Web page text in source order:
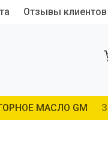
Отзывы клиентов
МАСЛО GM